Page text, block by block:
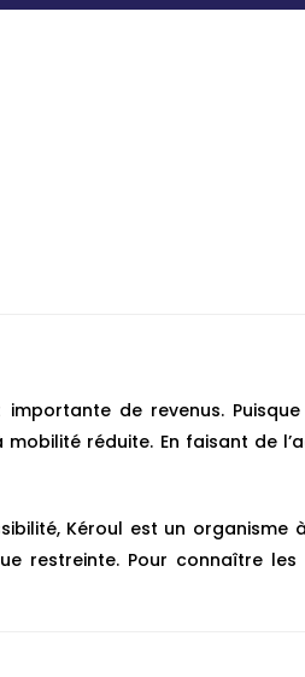
de revenus.
réduite. En faisant de
Kéroul est un
restreinte. Pour connaître les